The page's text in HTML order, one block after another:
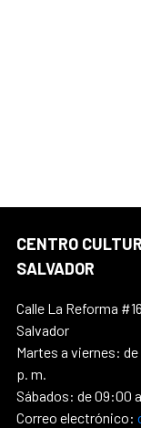
CENTRO
SALVADOR
Calle La Reforma
Salvador
Martes a viernes:
p. m.
Sábados: de 09:00
Correo electrónico: